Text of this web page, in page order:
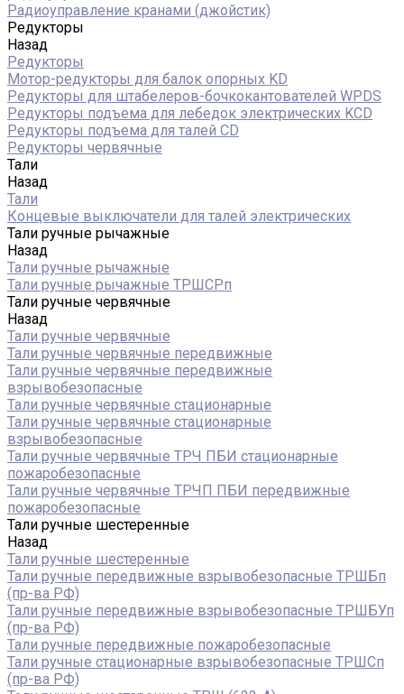
Радиоуправление кранами (джойстик)
Редукторы
Назад
Редукторы
Мотор-редукторы для балок опорных KD
Редукторы для штабелеров-бочкокантователей WPDS
Редукторы подъема для лебедок электрических KCD
Редукторы подъема для талей CD
Редукторы червячные
Тали
Назад
Тали
Концевые выключатели для талей электрических
Тали ручные рычажные
Назад
Тали ручные рычажные
Тали ручные рычажные ТРШСРп
Тали ручные червячные
Назад
Тали ручные червячные
Тали ручные червячные передвижные
Тали ручные червячные передвижные
взрывобезопасные
Тали ручные червячные стационарные
Тали ручные червячные стационарные
взрывобезопасные
Тали ручные червячные ТРЧ ПБИ стационарные
пожаробезопасные
Тали ручные червячные ТРЧП ПБИ передвижные
пожаробезопасные
Тали ручные шестеренные
Назад
Тали ручные шестеренные
Тали ручные передвижные взрывобезопасные ТРШБп
(пр-ва РФ)
Тали ручные передвижные взрывобезопасные ТРШБУп
(пр-ва РФ)
Тали ручные передвижные пожаробезопасные
Тали ручные стационарные взрывобезопасные ТРШСп
(пр-ва РФ)